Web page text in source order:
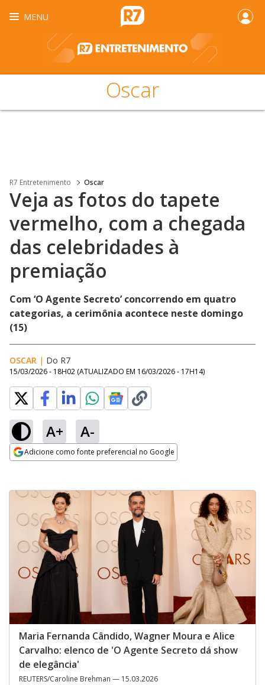
MENU
Oscar
R7 Entretenimento Oscar
Veja as fotos do tapete
vermelho, com a chegada
das celebridades à
premiação
Com ‘O Agente Secreto’ concorrendo em quatro
categorias, a cerimônia acontece neste domingo
(15)
OSCAR | Do R7
15/03/2026 - 18H02 (ATUALIZADO EM 16/03/2026 - 17H14)
A+ A-
Adicione como fonte preferencial no Google
Maria Fernanda Cândido, Wagner Moura e Alice
Carvalho: elenco de 'O Agente Secreto dá show
de elegância'
REUTERS/Caroline Brehman — 15.03.2026